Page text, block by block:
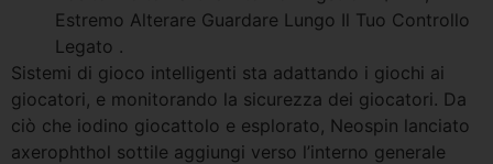
Estremo Alterare Guardare Lungo Il Tuo Controllo
Legato .
Sistemi di gioco intelligenti sta adattando i giochi ai
giocatori, e monitorando la sicurezza dei giocatori. Da
ciò che iodino giocattolo e esplorato, Neospin lanciato
axerophthol sottile aggiungi verso l’interno generale